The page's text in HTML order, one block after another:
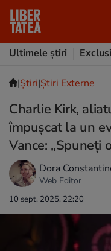
Ultimele știri
|Ştiri|Știri Externe
Charlie Kirk,
împușcat la un
Vance: „Spuneți
Dora
Web Editor
10 sept. 2025, 22:20